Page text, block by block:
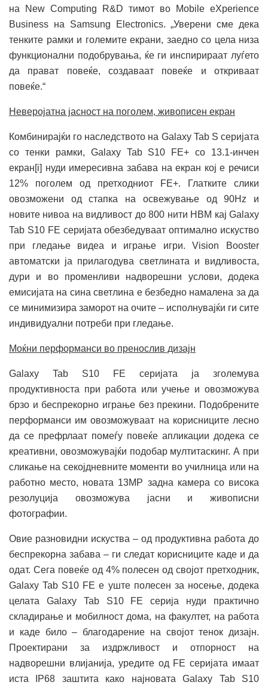
на New Computing R&D тимот во Mobile eXperience
Business на Samsung Electronics. „Уверени сме дека
тенките рамки и големите екрани, заедно со цела низа
функционални подобрувања, ќе ги инспирираат луѓето
да прават повеќе, создаваат повеќе и откриваат
повеќе.“
Неверојатна јасност на поголем, живописен екран
Комбинирајќи го наследството на Galaxy Tab S серијата
со тенки рамки, Galaxy Tab S10 FE+ со 13.1-инчен
екран[i] нуди имересивна забава на екран кој е речиси
12% поголем од претходниот FE+. Глатките слики
овозможени од стапка на освежување од 90Hz и
новите нивоа на видливост до 800 нити HBM кај Galaxy
Tab S10 FE серијата обезбедуваат оптимално искуство
при гледање видеа и играње игри. Vision Booster
автоматски ја прилагодува светлината и видливоста,
дури и во променливи надворешни услови, додека
емисијата на сина светлина е безбедно намалена за да
се минимизира заморот на очите – исполнувајќи ги сите
индивидуални потреби при гледање.
Моќни перформанси во пренослив дизајн
Galaxy Tab S10 FE серијата ја зголемува
продуктивноста при работа или учење и овозможува
брзо и беспрекорно играње без прекини. Подобрените
перформанси им овозможуваат на корисниците лесно
да се префрлаат помеѓу повеќе апликации додека се
креативни, овозможувајќи подобар мултитаскинг. А при
сликање на секојдневните моменти во училница или на
работно место, новата 13MP задна камера со висока
резолуција овозможува јасни и живописни
фотографии.
Овие разновидни искуства – од продуктивна работа до
беспрекорна забава – ги следат корисниците каде и да
одат. Сега повеќе од 4% полесен од својот претходник,
Galaxy Tab S10 FE е уште полесен за носење, додека
целата Galaxy Tab S10 FE серија нуди практично
складирање и мобилност дома, на факултет, на работа
и каде било – благодарение на својот тенок дизајн.
Проектирани за издржливост и отпорност на
надворешни влијанија, уредите од FE серијата имаат
иста IP68 заштита како најновата Galaxy Tab S10